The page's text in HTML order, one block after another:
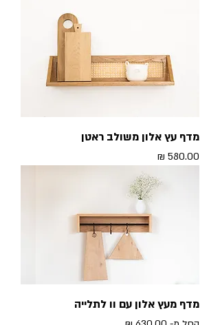
מדף עץ אלון משולב ראטן
מחיר
מדף מעץ אלון עם וו לתלייה